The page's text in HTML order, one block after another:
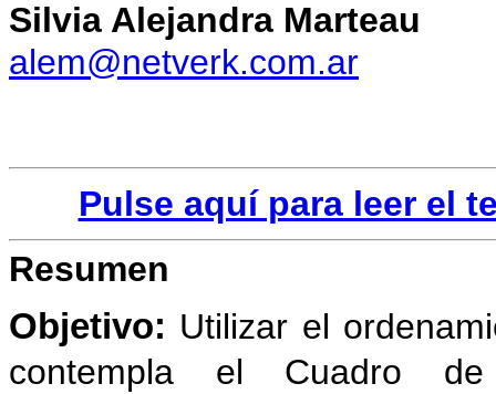
Silvia Alejandra Marteau
alem@netverk.com.ar
Pulse aquí para leer el
Resumen
Objetivo: Utilizar el
contempla el Cuadro